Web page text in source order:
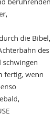
die Bibel,
des
schwingen
fertig, wenn